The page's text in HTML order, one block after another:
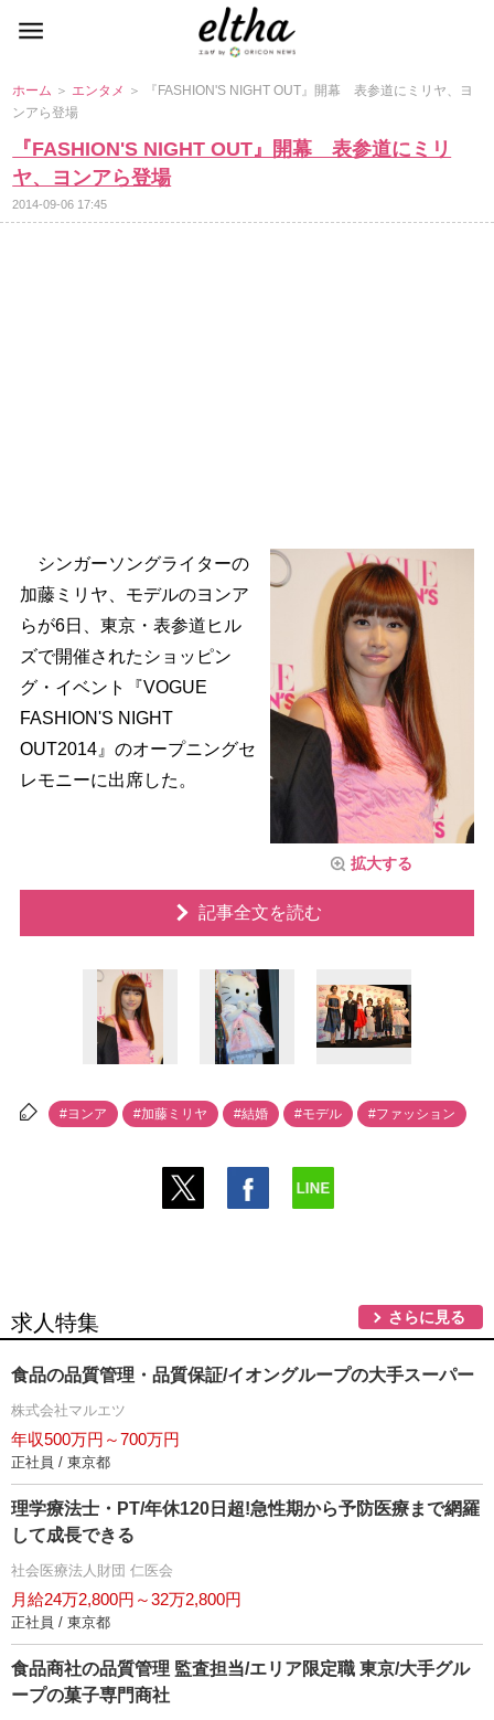
ホーム ＞ エンタメ ＞ 『FASHION'S NIGHT OUT』開幕 表参道にミリヤ、ヨ
ンアら登場
『FASHION'S NIGHT OUT』開幕 表参道にミリ
ヤ、ヨンアら登場
2014-09-06 17:45
拡大する
シンガーソングライターの
加藤ミリヤ、モデルのヨンア
らが6日、東京・表参道ヒル
ズで開催されたショッピン
グ・イベント『VOGUE
FASHION'S NIGHT
OUT2014』のオープニングセ
レモニーに出席した。
記事全文を読む
#ヨンア #加藤ミリヤ #結婚 #モデル #ファッション
求人特集 さらに見る
食品の品質管理・品質保証/イオングループの大手スーパー
株式会社マルエツ
年収500万円～700万円
正社員 / 東京都
理学療法士・PT/年休120日超!急性期から予防医療まで網羅
して成長できる
社会医療法人財団 仁医会
月給24万2,800円～32万2,800円
正社員 / 東京都
食品商社の品質管理 監査担当/エリア限定職 東京/大手グル
ープの菓子専門商社